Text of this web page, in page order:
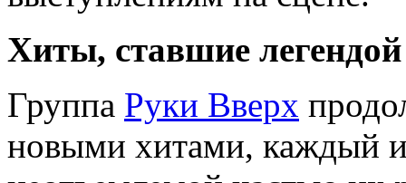
Хиты, ставшие легендой
Группа Руки Вверх
новыми хитами, каждый